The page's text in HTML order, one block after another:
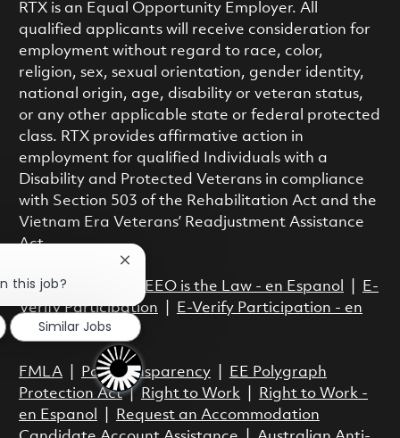
RTX is an Equal Opportunity Employer. All
qualified applicants will receive consideration for
employment without regard to race, color,
religion, sex, sexual orientation, gender identity,
national origin, age, disability or veteran status,
or any other applicable state or federal protected
class. RTX provides affirmative action in
employment for qualified Individuals with a
Disability and Protected Veterans in compliance
with Section 503 of the Rehabilitation Act and the
Vietnam Era Veterans’ Readjustment Assistance
Act.
EEO is the Law EEO is the Law - en Espanol
E-
Verify Participation
E-Verify Participation - en
Espanol
FMLA| Pay Transparency|
EE Polygraph
Protection Act| Right to Work|
Right to Work -
en Espanol
Request an Accommodation
this job?
Close chatbot notification
Similar Jobs